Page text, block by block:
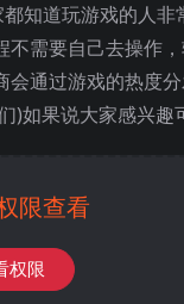
知道玩游戏的人
需要自己去操作
通过游戏的热度
如果说大家感兴趣
限查看
权限